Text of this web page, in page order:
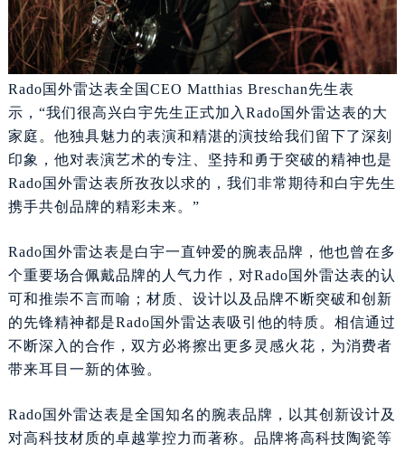
泉州市丰泽区宝洲路729号浦西万达中心写字楼A座7楼709室（需提前预约）
青岛市南区山东路6号华润大厦B座22层04室（需提前预约）
烟台市芝罘区胜利路139号万达金融中心A座907室（需提前预约）
贵阳市南明区都司高架桥路33号亨特国际金融中心14楼14D（需提前预约）
昆明市盘龙区北京路928号同德昆明广场写字楼10层06室（需提前预约）
石家庄市长安区中山东路39号勒泰中心写字楼B座13层07室（需提前预约）
西安市碑林区南关正街88号华侨城长安国际中心E座6楼10室（需提前预约）
唐山市路南区新华东道100号万达广场写字楼A座10层1002室（需提前预约）
台州市椒江区东海大道1800号腾达中心东1幢20楼2002室（需提前预约）
内蒙古自治区呼和浩特市玉泉区大学西街70号华润万象城写字楼（鄂尔多斯大厦）23层2326室（需提前预约）
甘肃省兰州市七里河区西津西路16号兰州中心写字楼21层2102室（需提前预约）
重庆市解放碑渝中区民权路28号英利国际金融中心写字楼20层01室（需提前预约）
黑龙江省黑河市爱辉区中央街雷达售后服务中心（需提前预约）
黑龙江省鸡西市鸡冠区红军路雷达售后服务中心（需提前预约）
Rado国外雷达表全国CEO Matthias Breschan先生表
示，“我们很高兴白宇先生正式加入Rado国外雷达表的大
家庭。他独具魅力的表演和精湛的演技给我们留下了深刻
印象，他对表演艺术的专注、坚持和勇于突破的精神也是
Rado国外雷达表所孜孜以求的，我们非常期待和白宇先生
携手共创品牌的精彩未来。”
Rado国外雷达表是白宇一直钟爱的腕表品牌，他也曾在多
个重要场合佩戴品牌的人气力作，对Rado国外雷达表的认
可和推崇不言而喻；材质、设计以及品牌不断突破和创新
的先锋精神都是Rado国外雷达表吸引他的特质。相信通过
不断深入的合作，双方必将擦出更多灵感火花，为消费者
带来耳目一新的体验。
Rado国外雷达表是全国知名的腕表品牌，以其创新设计及
对高科技材质的卓越掌控力而著称。品牌将高科技陶瓷等